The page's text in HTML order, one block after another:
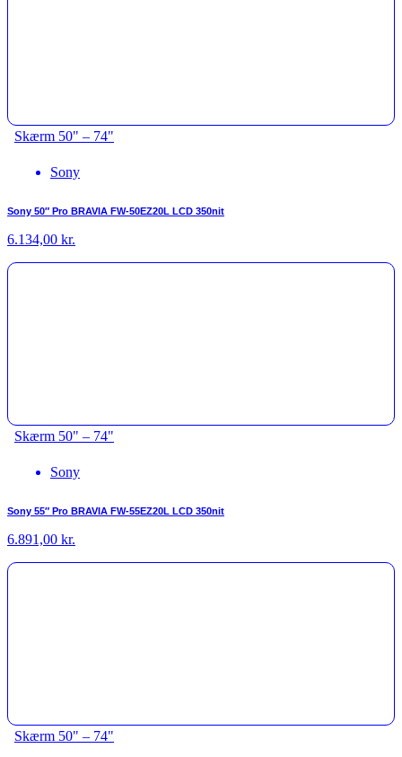
Skærm 50" – 74"
Sony
Sony 50″ Pro BRAVIA FW-50EZ20L LCD 350nit
6.134,00 kr.
Skærm 50" – 74"
Sony
Sony 55″ Pro BRAVIA FW-55EZ20L LCD 350nit
6.891,00 kr.
Skærm 50" – 74"